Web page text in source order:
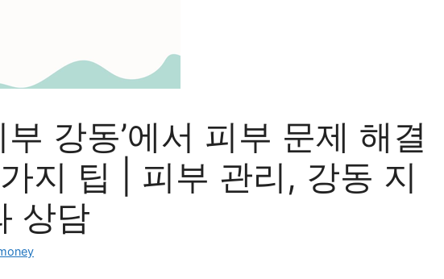
강동’에서 피부 문제 해결
지 팁 | 피부 관리, 강동 지
상담